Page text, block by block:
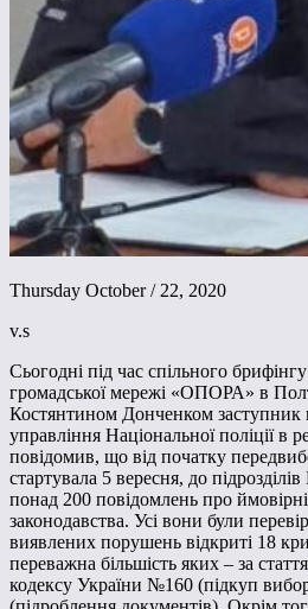
Thursday October / 22, 2020
v.s
Сьогодні під час спільного
громадської мережі «ОПОРА» в
Костянтином Донченком заступник
управління Національної поліції в
повідомив, що від початку
стартувала 5 вересня, до
понад 200 повідомлень про
законодавства. Усі вони були
виявлених порушень відкриті 18
переважна більшість яких – за
кодексу України №160 (підкуп